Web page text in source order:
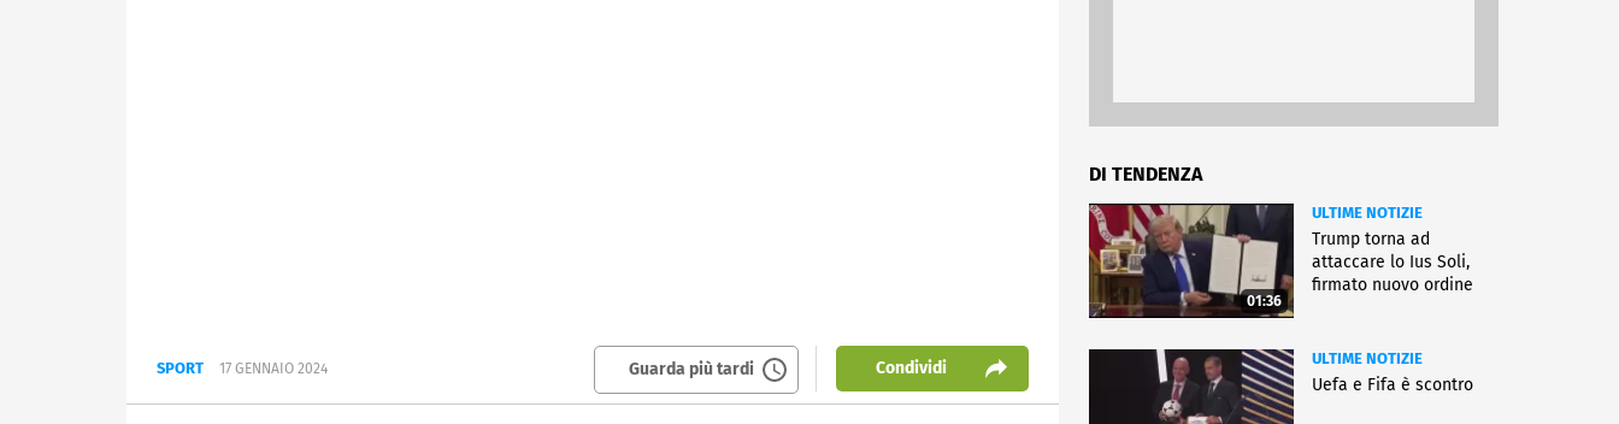
SPORT 17 GENNAIO 2024 Guarda più tardi Condividi
DI TENDENZA
01:36
ULTIME NOTIZIE
Trump torna ad
attaccare lo Ius Soli,
firmato nuovo ordine
ULTIME NOTIZIE
Uefa e Fifa è scontro